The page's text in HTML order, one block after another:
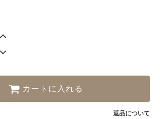
カートに入れる
返品について